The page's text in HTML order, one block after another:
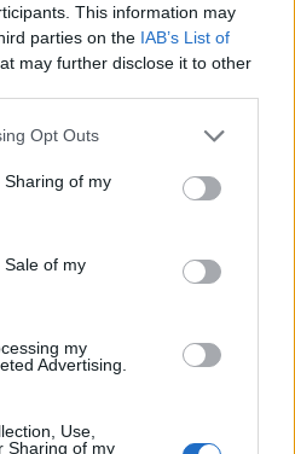
This information may
parties on the IAB’s List of
may further disclose it to other
Opt Outs
of my
of my
my
Advertising.
Use,
Sharing of my
Rossa Legnano in
per vegliare sulla